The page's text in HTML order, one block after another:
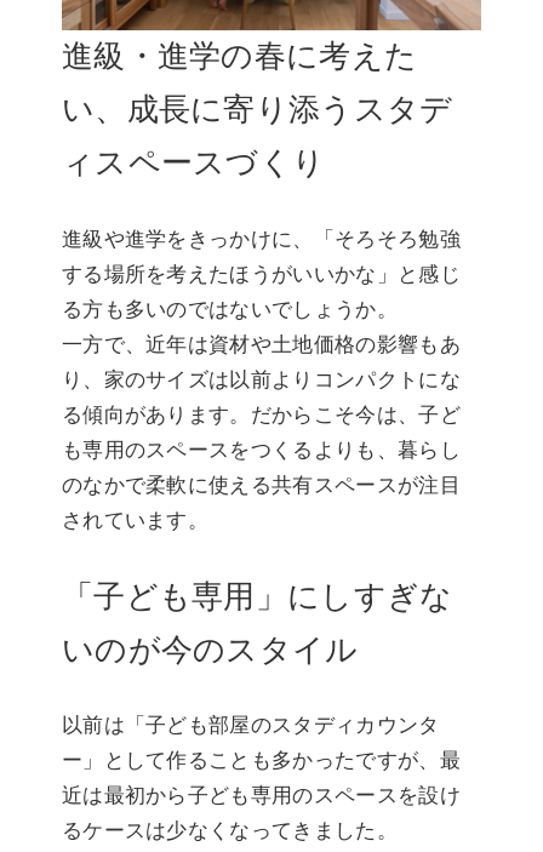
進級・進学の春に考えた
い、成長に寄り添うスタデ
ィスペースづくり
進級や進学をきっかけに、「そろそろ勉強
する場所を考えたほうがいいかな」と感じ
る方も多いのではないでしょうか。
一方で、近年は資材や土地価格の影響もあ
り、家のサイズは以前よりコンパクトにな
る傾向があります。だからこそ今は、子ど
も専用のスペースをつくるよりも、暮らし
のなかで柔軟に使える共有スペースが注目
されています。
「子ども専用」にしすぎな
いのが今のスタイル
以前は「子ども部屋のスタディカウンタ
ー」として作ることも多かったですが、最
近は最初から子ども専用のスペースを設け
るケースは少なくなってきました。